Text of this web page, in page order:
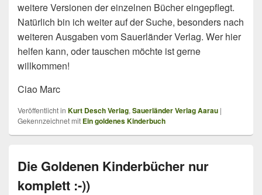
weitere Versionen der einzelnen Bücher eingepflegt.
Natürlich bin ich weiter auf der Suche, besonders nach
weiteren Ausgaben vom Sauerländer Verlag. Wer hier
helfen kann, oder tauschen möchte ist gerne
willkommen!
Ciao Marc
Veröffentlicht in Kurt Desch Verlag, Sauerländer Verlag Aarau |
Gekennzeichnet mit Ein goldenes Kinderbuch
Die Goldenen Kinderbücher nur
komplett :-))